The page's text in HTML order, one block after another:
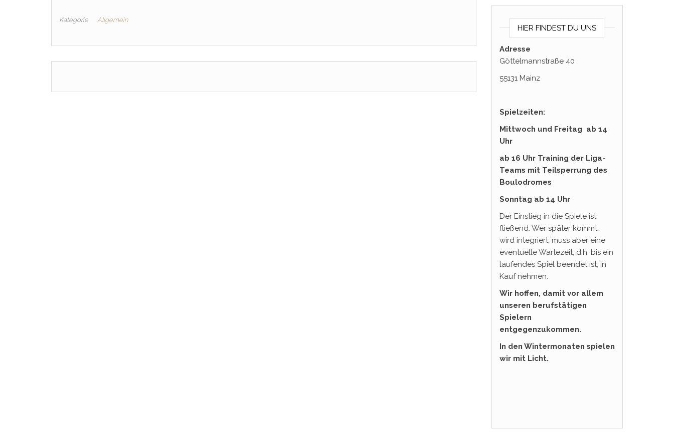
Kategorie Allgemein
HIER FINDEST DU UNS
Adresse
Göttelmannstraße 40
55131 Mainz
Spielzeiten:
Mittwoch und Freitag ab 14
Uhr
ab 16 Uhr Training der Liga-
Teams mit Teilsperrung des
Boulodromes
Sonntag ab 14 Uhr
Der Einstieg in die Spiele ist
fließend. Wer später kommt,
wird integriert, muss aber eine
eventuelle Wartezeit, d.h. bis ein
laufendes Spiel beendet ist, in
Kauf nehmen.
Wir hoffen, damit vor allem
unseren berufstätigen
Spielern
entgegenzukommen.
In den Wintermonaten spielen
wir mit Licht.